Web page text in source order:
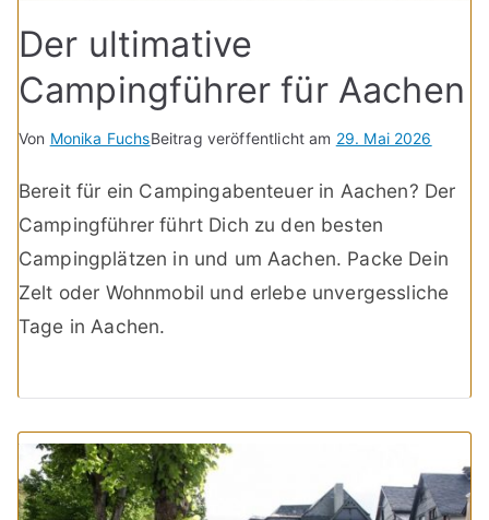
Der ultimative
Campingführer für Aachen
Von Monika FuchsBeitrag veröffentlicht am 29. Mai 2026
Bereit für ein Campingabenteuer in Aachen? Der
Campingführer führt Dich zu den besten
Campingplätzen in und um Aachen. Packe Dein
Zelt oder Wohnmobil und erlebe unvergessliche
Tage in Aachen.